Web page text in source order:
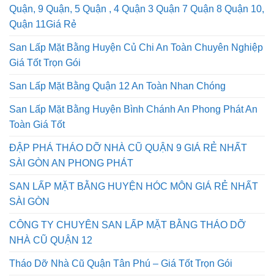
Quận, 9 Quận, 5 Quận , 4 Quận 3 Quận 7 Quận 8 Quận 10,
Quận 11Giá Rẻ
San Lấp Mặt Bằng Huyện Củ Chi An Toàn Chuyên Nghiệp
Giá Tốt Trọn Gói
San Lấp Mặt Bằng Quận 12 An Toàn Nhan Chóng
San Lấp Mặt Bằng Huyện Bình Chánh An Phong Phát An
Toàn Giá Tốt
ĐẬP PHÁ THÁO DỠ NHÀ CŨ QUẬN 9 GIÁ RẺ NHẤT
SÀI GÒN AN PHONG PHÁT
SAN LẤP MẶT BẰNG HUYỆN HÓC MÔN GIÁ RẺ NHẤT
SÀI GÒN
CÔNG TY CHUYÊN SAN LẤP MẶT BẰNG THÁO DỠ
NHÀ CŨ QUẬN 12
Tháo Dỡ Nhà Cũ Quận Tân Phú – Giá Tốt Trọn Gói